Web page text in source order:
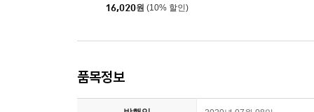
16,020원 (10% 할인)
품목정보